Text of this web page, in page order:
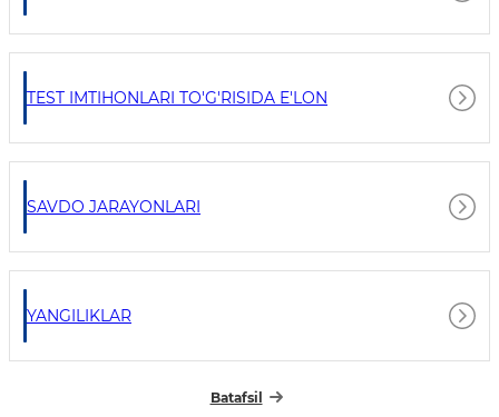
TEST IMTIHONLARI TO'G'RISIDA E'LON
SAVDO JARAYONLARI
YANGILIKLAR
Batafsil